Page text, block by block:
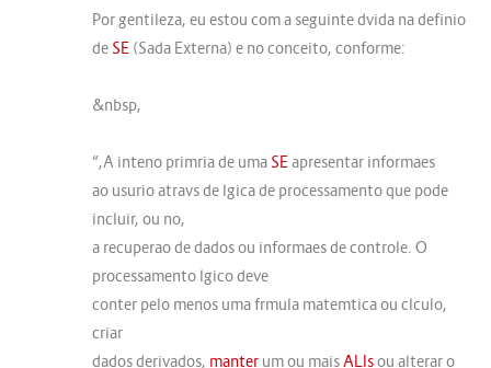
Por gentileza, eu estou com a seguinte dvida na definio
de SE (Sada Externa) e no conceito, conforme:
&nbsp,
“,A inteno primria de uma SEapresentar informaes
ao usurio atravs de lgica de processamento que pode
incluir, ou no,
a recuperao de dados ou informaes de controle. O
processamento lgico deve
conter pelo menos uma frmula matemtica ou clculo,
criar
dados derivados, manter um ou maisALIsou alterar o